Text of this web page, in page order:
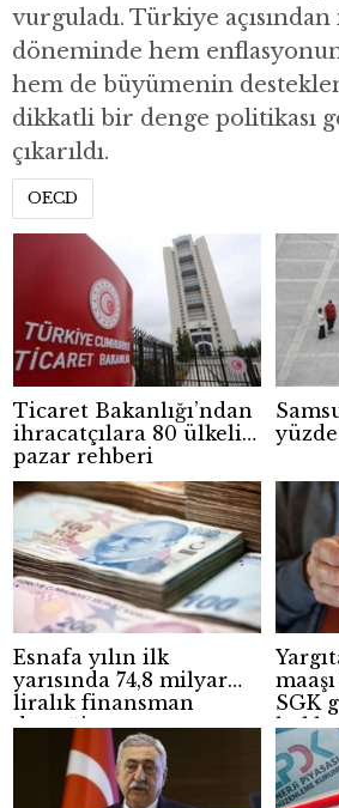
vurguladı. Türkiye açısından
döneminde hem
hem de büyümenin
dikkatli bir denge politikası
çıkarıldı.
OECD
Ticaret Bakanlığı’ndan
ihracatçılara 80 ülkelik
pazar rehberi
yüzde
Esnafa yılın ilk
yarısında 74,8 milyar
liralık finansman
desteği
SGK